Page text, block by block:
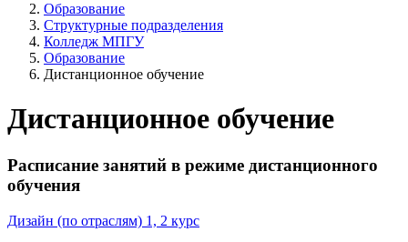
Образование
Структурные подразделения
Колледж МПГУ
Образование
Дистанционное обучение
Дистанционное обучение
Расписание занятий в режиме дистанционного
обучения
Дизайн (по отраслям) 1, 2 курс